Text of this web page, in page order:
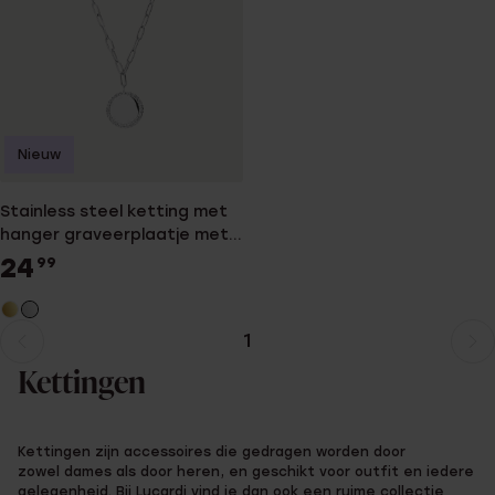
Stainless steel ketting met
hanger graveerplaatje met
kristal voor dames
24 99
Nieuw
pagina
1
naarKettingen
Kettingen zijn accessoires die gedragen worden door
zowel dames als door heren, en geschikt voor outfit en iedere
gelegenheid. Bij Lucardi vind je dan ook een ruime collectie